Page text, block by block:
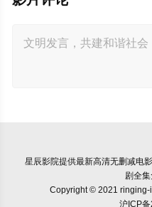
星辰影院提供最新高清无删减电
剧全
Copyright © 2021 ringing-
沪ICP